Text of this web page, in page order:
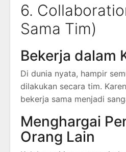
6.
Sama Tim)
Bekerja dalam
Di dunia nyata, hampir
dilakukan secara tim.
bekerja sama menjadi
Menghargai
Orang Lain